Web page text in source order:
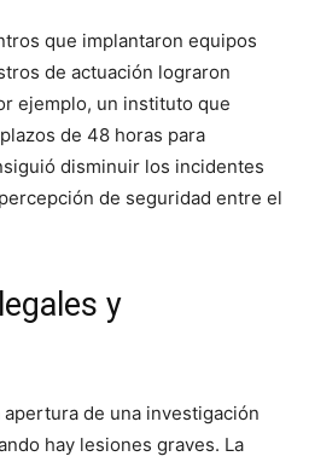
que implantaron equipos
de actuación lograron
ejemplo, un instituto que
de 48 horas para
disminuir los incidentes
de seguridad entre el
y
de una investigación
hay lesiones graves. La